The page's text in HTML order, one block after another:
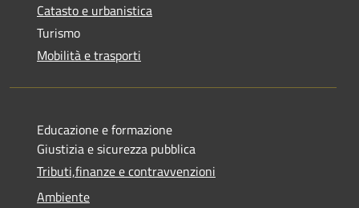
Catasto e urbanistica
Turismo
Mobilità e trasporti
Educazione e formazione
Giustizia e sicurezza pubblica
Tributi,finanze e contravvenzioni
Ambiente